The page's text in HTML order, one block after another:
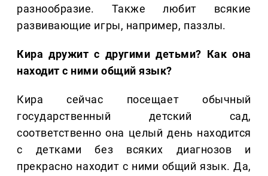
разнообразие. Также любит всякие
развивающие игры, например, паззлы.
Кира дружит с другими детьми? Как она
находит с ними общий язык?
Кира сейчас посещает обычный
государственный детский сад,
соответственно она целый день находится
с детками без всяких диагнозов и
прекрасно находит с ними общий язык. Да,